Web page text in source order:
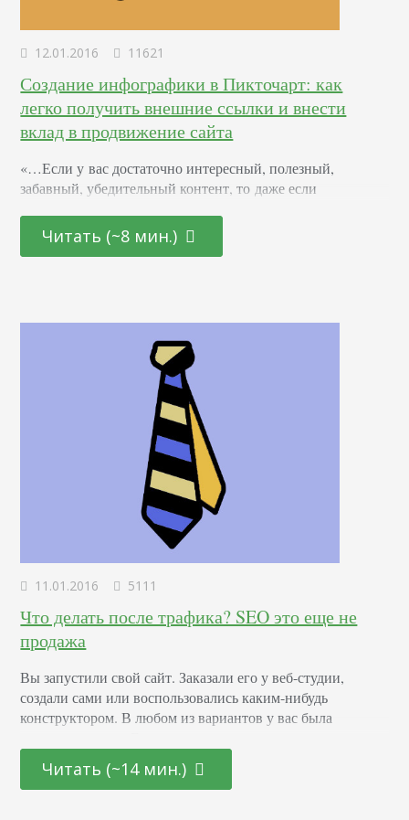
12.01.2016 11621
Создание инфографики в Пикточарт: как
легко получить внешние ссылки и внести
вклад в продвижение сайта
«…Если у вас достаточно интересный, полезный,
забавный, убедительный контент, то даже если
они будут сами по себе.» Так говорил Мэтт Каттс.
Он буквально назвал ваши ссылки «вашей репутацией».
помощью). Не купить! А именно собрать. И если один
из наиболее часто используемых…
Читать (~8 мин.)
11.01.2016 5111
Что делать после трафика? SEO это еще не
продажа
Вы запустили свой сайт. Заказали его у веб-студии,
создали сами или воспользовались каким-нибудь
конструктором. В любом из вариантов у вас была
конверсия, тогда эта статья наверняка будет вам полезной.
Возможный вариант развития событий В самом начале
Читать (~14 мин.)